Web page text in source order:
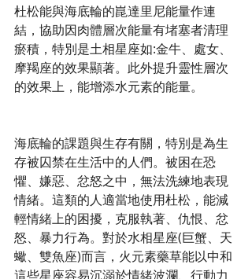
杜松能與海底輪的崑達里尼能量作連
結，協助因肉體層次能量有堵塞者清理
瘀積，特別是土相星座如:金牛、處女、
摩羯座的效果顯著。此外提升靈性層次
的效果上，能增添水元素的能量。
海底輪的課題與生存有關，特別是為生
存被囚禁在生活中的人們。被困在恐
懼、嫌惡、忿怒之中，無法洗練地表現
情緒。這類的人適當地使用杜松，能減
輕情緒上的困擾，克服執著、仇恨、忿
怒、暴力行為。對於水相星座(巨蟹、天
蠍、雙魚座)而言，火元素藥草能以中和
這些星座容易沉溺於情緒波瀾、行動力